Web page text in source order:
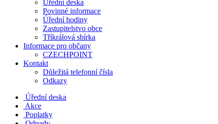
Úřední deska
Povinné informace
Úřední hodiny
Zastupitelstvo obce
Tříkrálová sbírka
Informace pro občany
CZECHPOINT
Kontakt
Důležitá telefonní čísla
Odkazy
Úřední deska
Akce
Poplatky